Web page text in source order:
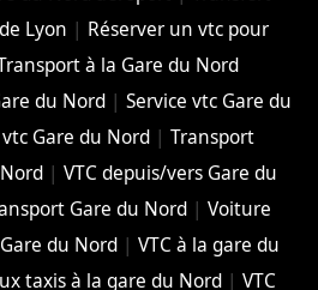
Lyon | Réserver un vtc pour
à la Gare du Nord
du Nord| Service vtc Gare du
Gare du Nord| Transport
|VTC depuis/vers Gare du
Gare du Nord| Voiture
du Nord| VTC à la gare du
taxis à la gare du Nord| VTC